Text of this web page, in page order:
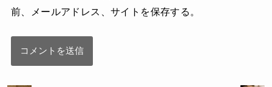
前、メールアドレス、サイトを保存する。